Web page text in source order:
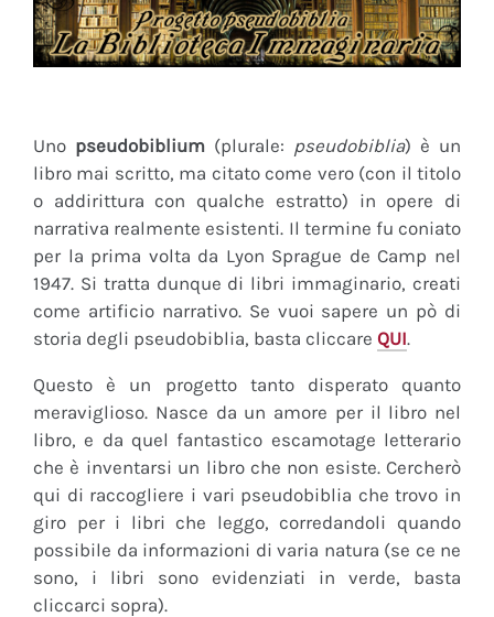
Uno pseudobiblium (plurale: pseudobiblia) è un
libro mai scritto, ma citato come vero (con il titolo
o addirittura con qualche estratto) in opere di
narrativa realmente esistenti. Il termine fu coniato
per la prima volta da Lyon Sprague de Camp nel
1947. Si tratta dunque di libri immaginario, creati
come artificio narrativo. Se vuoi sapere un pò di
storia degli pseudobiblia, basta cliccare QUI.
Questo è un progetto tanto disperato quanto
meraviglioso. Nasce da un amore per il libro nel
libro, e da quel fantastico escamotage letterario
che è inventarsi un libro che non esiste. Cercherò
qui di raccogliere i vari pseudobiblia che trovo in
giro per i libri che leggo, corredandoli quando
possibile da informazioni di varia natura (se ce ne
sono, i libri sono evidenziati in verde, basta
cliccarci sopra).